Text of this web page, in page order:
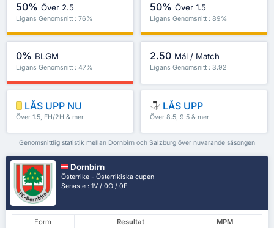
50% Över 2.5
Ligans Genomsnitt : 76%
50% Över 1.5
Ligans Genomsnitt : 89%
0% BLGM
Ligans Genomsnitt : 47%
2.50 Mål / Match
Ligans Genomsnitt : 3.92
LÅS UPP NU
Över 1.5, FH/2H & mer
LÅS UPP
Över 8.5, 9.5 & mer
Genomsnittlig statistik mellan Dornbirn och Salzburg över nuvarande säsongen
Dornbirn
Österrike - Österrikiska cupen
Senaste : 1V / 0O / 0F
Form Resultat
MPM